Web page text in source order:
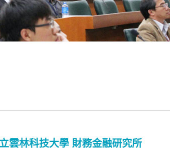
雲林科技大學 財務金融研究所